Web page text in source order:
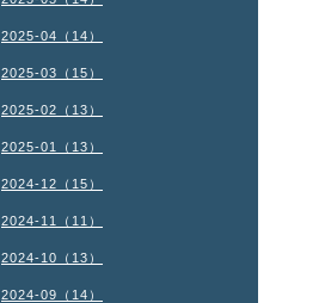
2025-04（14）
2025-03（15）
2025-02（13）
2025-01（13）
2024-12（15）
2024-11（11）
2024-10（13）
2024-09（14）